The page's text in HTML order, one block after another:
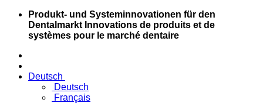
Skip
content
Produkt- und Systeminnovationen für den
Dentalmarkt Innovations de produits et de
systèmes pour le marché dentaire
Deutsch
Deutsch
Français